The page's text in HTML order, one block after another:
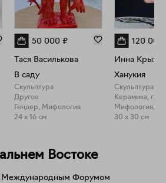
50 000 ₽
Тася Василькова
В саду
Скульптура
Другое
Гендер, Мифология
24 x 16 см
120 000
Инна
Ханукия
Скульптура
Керамика,
30 x 30 см
Востоке
Международным Форумом